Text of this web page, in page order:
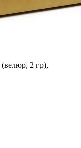
(велюр, 2 гр),